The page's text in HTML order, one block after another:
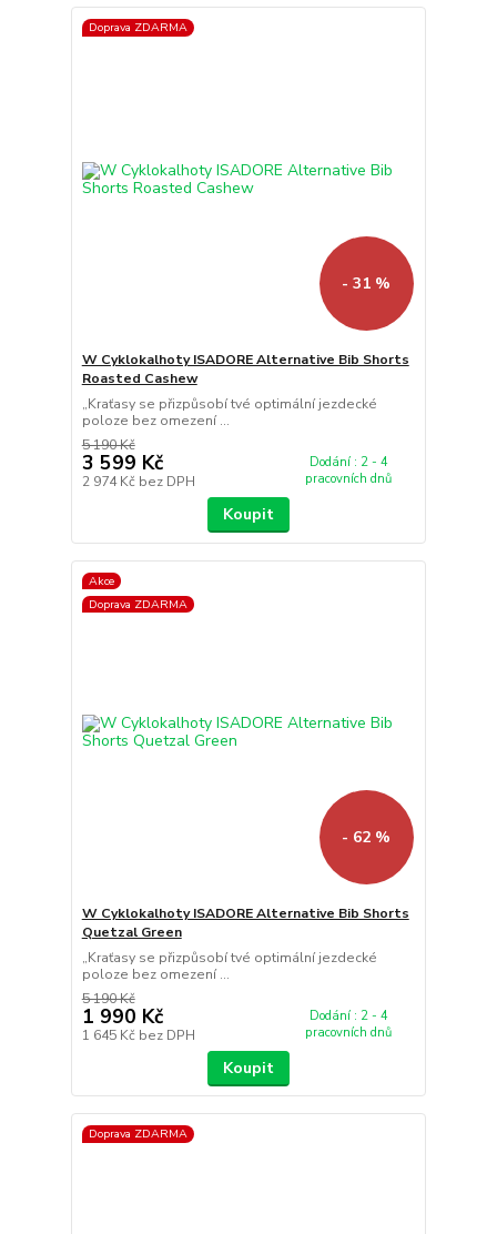
Doprava ZDARMA
- 31 %
W Cyklokalhoty ISADORE Alternative Bib Shorts
Roasted Cashew
„Kraťasy se přizpůsobí tvé optimální jezdecké
poloze bez omezení ...
5 190 Kč
3 599 Kč
2 974 Kč bez DPH
Dodání : 2 - 4
pracovních dnů
Koupit
Akce
Doprava ZDARMA
- 62 %
W Cyklokalhoty ISADORE Alternative Bib Shorts
Quetzal Green
„Kraťasy se přizpůsobí tvé optimální jezdecké
poloze bez omezení ...
5 190 Kč
1 990 Kč
1 645 Kč bez DPH
Dodání : 2 - 4
pracovních dnů
Koupit
Doprava ZDARMA